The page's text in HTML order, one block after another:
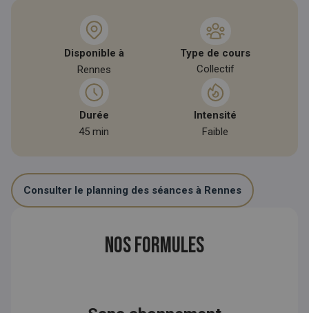
Disponible à
Rennes
Type de cours
Collectif
Durée
45 min
Intensité
Faible
Consulter le planning des séances à Rennes
Nos formules